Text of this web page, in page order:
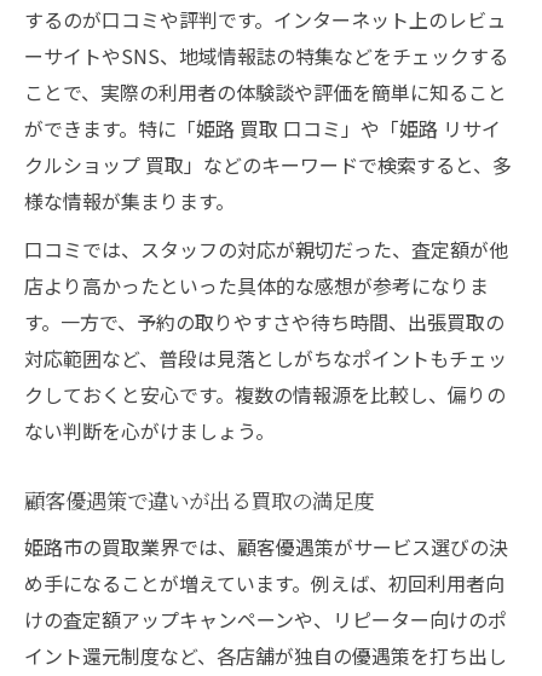
するのが口コミや評判です。インターネット上のレビュ
ーサイトやSNS、地域情報誌の特集などをチェックする
ことで、実際の利用者の体験談や評価を簡単に知ること
ができます。特に「姫路 買取 口コミ」や「姫路 リサイ
クルショップ 買取」などのキーワードで検索すると、多
様な情報が集まります。
口コミでは、スタッフの対応が親切だった、査定額が他
店より高かったといった具体的な感想が参考になりま
す。一方で、予約の取りやすさや待ち時間、出張買取の
対応範囲など、普段は見落としがちなポイントもチェッ
クしておくと安心です。複数の情報源を比較し、偏りの
ない判断を心がけましょう。
顧客優遇策で違いが出る買取の満足度
姫路市の買取業界では、顧客優遇策がサービス選びの決
め手になることが増えています。例えば、初回利用者向
けの査定額アップキャンペーンや、リピーター向けのポ
イント還元制度など、各店舗が独自の優遇策を打ち出し